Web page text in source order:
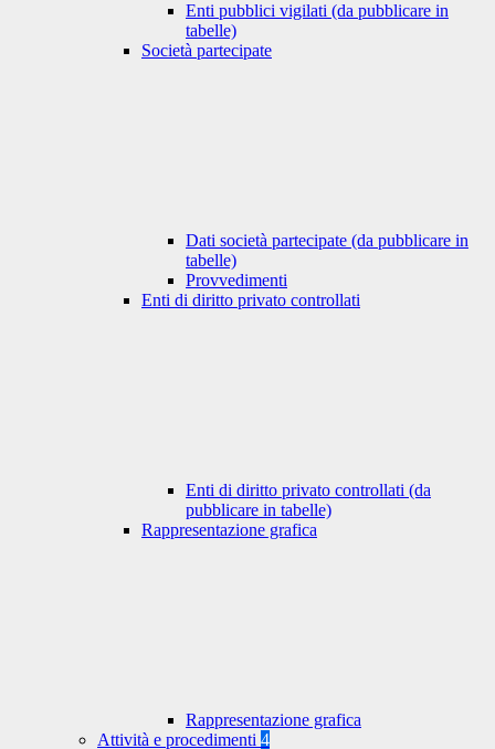
Enti pubblici vigilati (da pubblicare in
tabelle)
Società partecipate
Dati società partecipate (da pubblicare in
tabelle)
Provvedimenti
Enti di diritto privato controllati
Enti di diritto privato controllati (da
pubblicare in tabelle)
Rappresentazione grafica
Rappresentazione grafica
Attività e procedimenti 4